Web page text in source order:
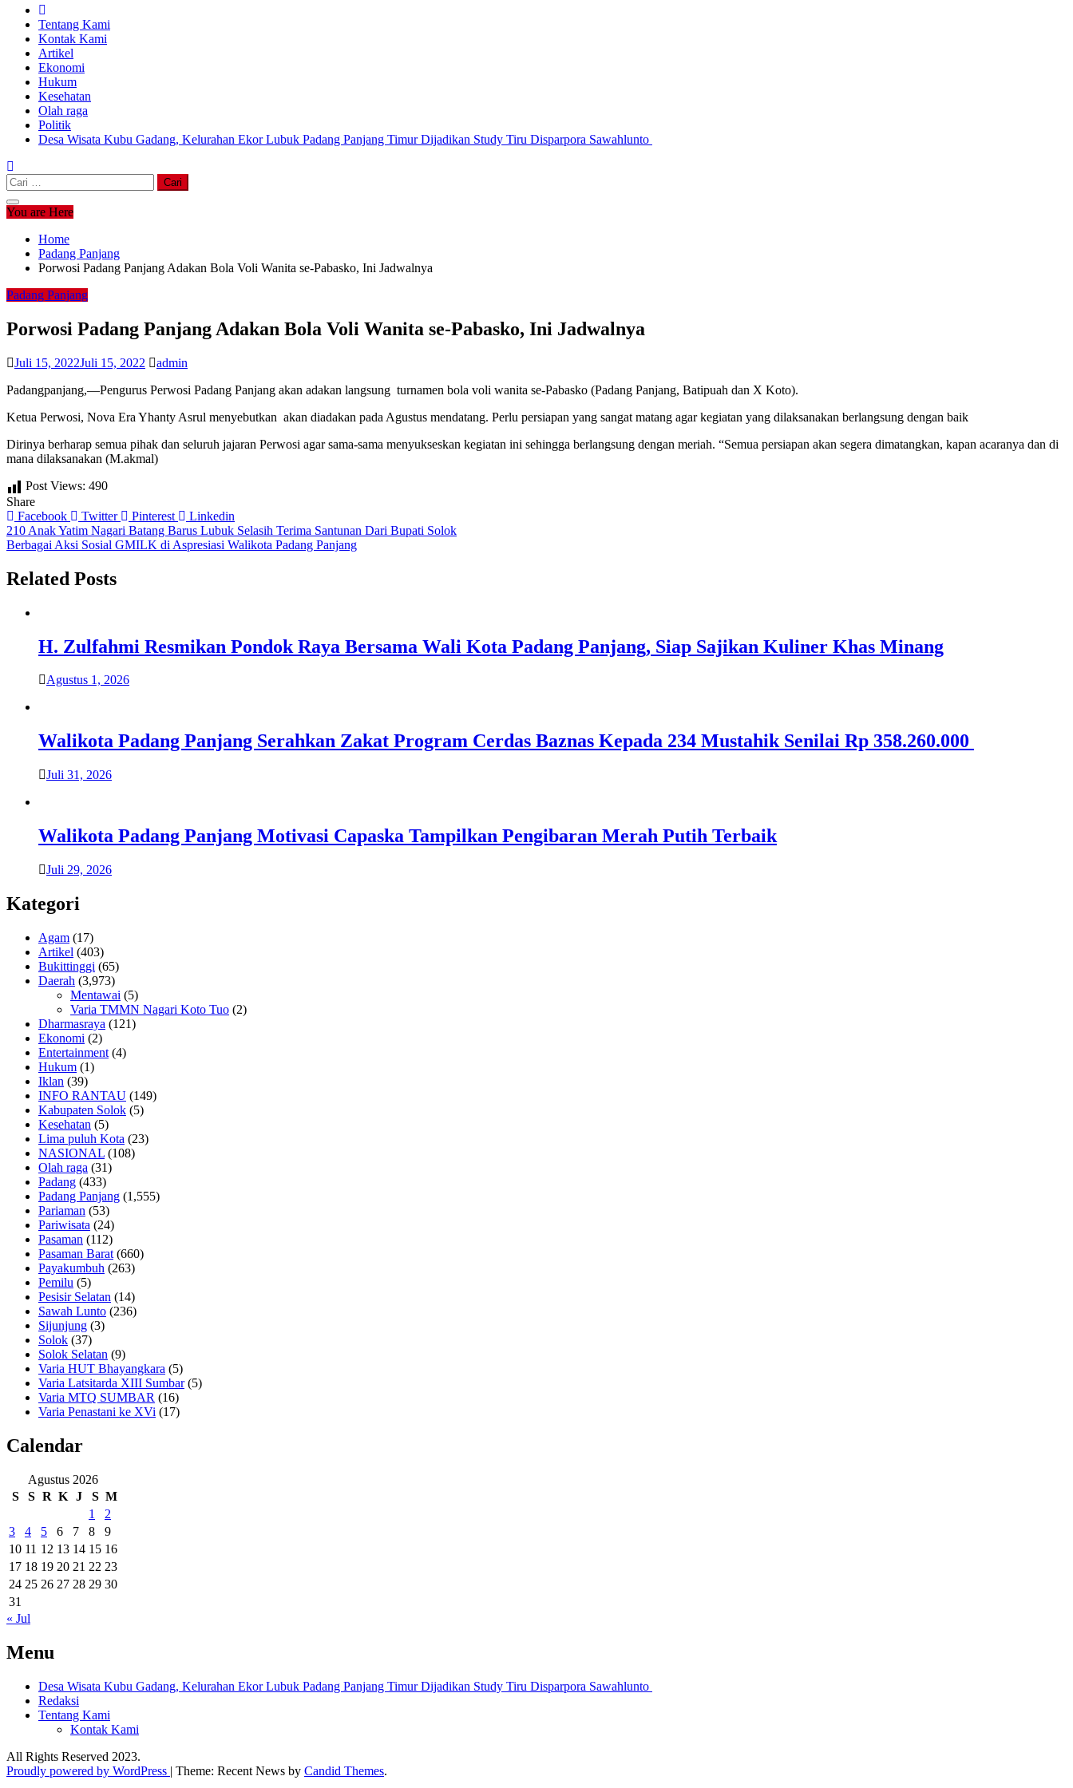
Tentang Kami
Kontak Kami
Artikel
Ekonomi
Hukum
Kesehatan
Olah raga
Politik
Desa Wisata Kubu Gadang, Kelurahan Ekor Lubuk Padang Panjang Timur Dijadikan Study Tiru Disparpora Sawahlunto
Cari
untuk:
You are Here
Home
Padang Panjang
Porwosi Padang Panjang Adakan Bola Voli Wanita se-Pabasko, Ini Jadwalnya
Padang Panjang
Porwosi Padang Panjang Adakan Bola Voli Wanita se-Pabasko, Ini Jadwalnya
Juli 15, 2022Juli 15, 2022
admin
Padangpanjang,—Pengurus Perwosi Padang Panjang akan adakan langsung turnamen bola voli wanita se-Pabasko (Padang Panjang, Batipuah dan X Koto).
Ketua Perwosi, Nova Era Yhanty Asrul menyebutkan akan diadakan pada Agustus mendatang. Perlu persiapan yang sangat matang agar kegiatan yang dilaksanakan berlangsung dengan baik
Dirinya berharap semua pihak dan seluruh jajaran Perwosi agar sama-sama menyukseskan kegiatan ini sehingga berlangsung dengan meriah. “Semua persiapan akan segera dimatangkan, kapan acaranya dan di
mana dilaksanakan (M.akmal)
Post Views: 490
Share
Facebook
Twitter Pinterest Linkedin
Navigasi
pos
210 Anak Yatim Nagari Batang Barus Lubuk Selasih Terima Santunan Dari Bupati Solok
Berbagai Aksi Sosial GMILK di Aspresiasi Walikota Padang Panjang
Related Posts
H. Zulfahmi Resmikan Pondok Raya Bersama Wali Kota Padang Panjang, Siap Sajikan Kuliner Khas Minang
Agustus 1, 2026
Walikota Padang Panjang Serahkan Zakat Program Cerdas Baznas Kepada 234 Mustahik Senilai Rp 358.260.000
Juli 31, 2026
Walikota Padang Panjang Motivasi Capaska Tampilkan Pengibaran Merah Putih Terbaik
Juli 29, 2026
Kategori
Agam (17)
Artikel (403)
Bukittinggi (65)
Daerah (3,973)
Mentawai (5)
Varia TMMN Nagari Koto Tuo (2)
Dharmasraya (121)
Ekonomi (2)
Entertainment (4)
Hukum (1)
Iklan (39)
INFO RANTAU (149)
Kabupaten Solok (5)
Kesehatan (5)
Lima puluh Kota (23)
NASIONAL (108)
Olah raga (31)
Padang (433)
Padang Panjang (1,555)
Pariaman (53)
Pariwisata (24)
Pasaman (112)
Pasaman Barat (660)
Payakumbuh (263)
Pemilu (5)
Pesisir Selatan (14)
Sawah Lunto (236)
Sijunjung (3)
Solok (37)
Solok Selatan (9)
Varia HUT Bhayangkara (5)
Varia Latsitarda XIII Sumbar(5)
Varia MTQ SUMBAR (16)
Varia Penastani ke XVi (17)
Calendar
Agustus 2026
S
S R K J S M
1
2
3
4 5 6 7 8
9
10 11 12 13 14 15 16
17 18 19 20 21 22 23
24 25 26 27 28 29 30
31
« Jul
Menu
Desa Wisata Kubu Gadang, Kelurahan Ekor Lubuk Padang Panjang Timur Dijadikan Study Tiru Disparpora Sawahlunto
Redaksi
Tentang Kami
Kontak Kami
All Rights Reserved 2023.
Proudly powered by WordPress | Theme: Recent News by Candid Themes.